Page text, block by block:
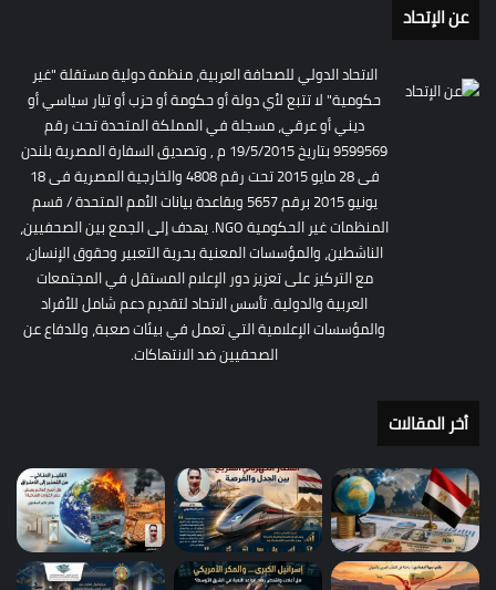
عن الإتحاد
الاتحاد الدولي للصحافة العربية، منظمة دولية مستقلة "غير
حكومية" لا تتبع لأي دولة أو حكومة أو حزب أو تيار سياسي أو
ديني أو عرقي، مسجلة في المملكة المتحدة تحت رقم
9599569 بتاريخ 19/5/2015 م , وتصديق السفارة المصرية بلندن
فى 28 مايو 2015 تحت رقم 4808 والخارجية المصرية فى 18
يونيو 2015 برقم 5657 وبقاعدة بيانات الأمم المتحدة / قسم
المنظمات غير الحكومية NGO. يهدف إلى الجمع بين الصحفيين،
الناشطين، والمؤسسات المعنية بحرية التعبير وحقوق الإنسان،
مع التركيز على تعزيز دور الإعلام المستقل في المجتمعات
العربية والدولية. تأسس الاتحاد لتقديم دعم شامل للأفراد
والمؤسسات الإعلامية التي تعمل في بيئات صعبة، وللدفاع عن
الصحفيين ضد الانتهاكات.
أخر المقالات